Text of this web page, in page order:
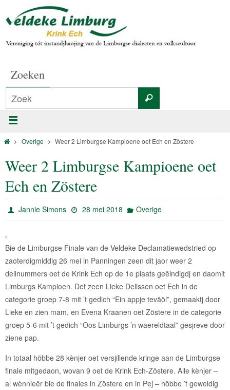
Zoeken
Overige Weer 2 Limburgse Kampioene oet Ech en Zöstere
Weer 2 Limburgse Kampioene oet
Ech en Zöstere
Jannie Simons 28 mei 2018 Overige
Bie de Limburgse Finale van de Veldeke Declamatiewedstried op
zaoterdigmiddig 26 mei in Panningen zeen dit jaor weer 2
deilnummers oet de Krink Ech op de 1e plaats geëindigdj en daomit
Limburgs Kampioen. Det zeen Lieke Delissen oet Ech in de
categorie groep 7-8 mit ’t gedich “Ein appje teväöl”, gemaaktj door
Lieke en zien mam, en Evena Kraanen oet Zöstere in de categorie
groep 5-6 mit ’t gedich “Oos Limburgs ’n waereldtaal” gesjreve door
ziene pap.
In totaal höbbe 28 kènjer oet versjillende kringe aan de Limburgse
finale mitgedaon, wovan 9 oet de Krink Ech-Zöstere. Alle kènjer –
al wènnieër bie de finales in Zöstere en in Pej – höbbe ’t geweldig